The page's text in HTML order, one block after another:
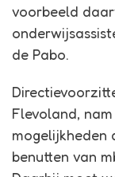
voorbeeld
de Pabo.
Flevoland,
mogelijkheden
benutten van